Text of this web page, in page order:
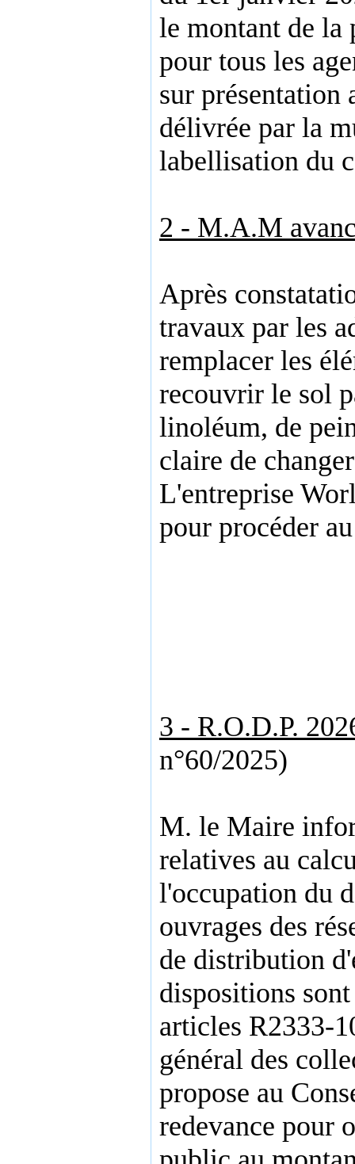
le montant de
pour tous les
sur présentation
délivrée par la
labellisation du
2 - M.A.M
Après
travaux par les
remplacer les
recouvrir le sol
linoléum, de
claire de
L'entreprise
pour procéder
3 - R.O.D.P.
n°60/2025)
M. le Maire
relatives au
l'occupation du
ouvrages des
de distribution
dispositions
articles R2333-
général des
propose au
redevance pour